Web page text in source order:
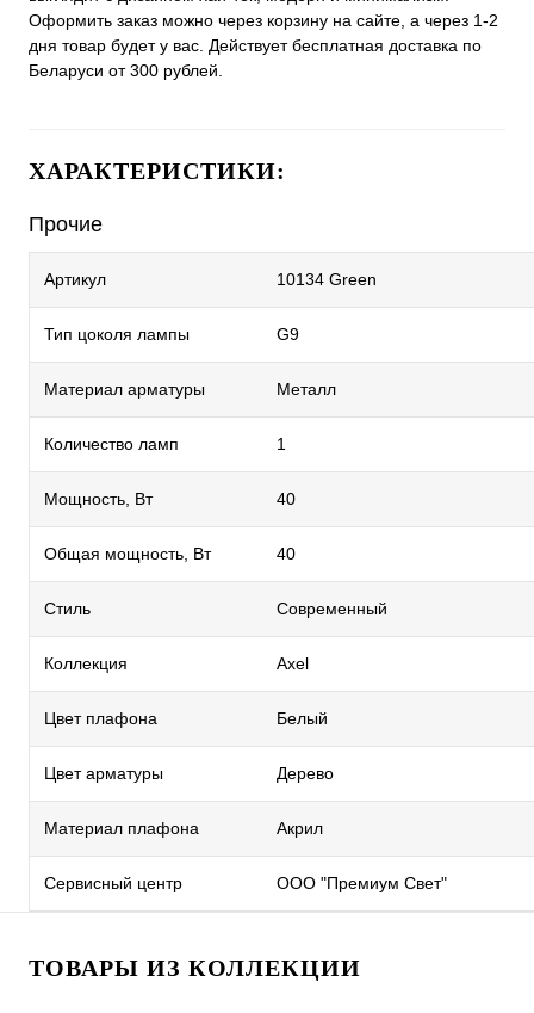
Оформить заказ можно через корзину на сайте, а через 1-2
дня товар будет у вас. Действует бесплатная доставка по
Беларуси от 300 рублей.
ХАРАКТЕРИСТИКИ:
Прочие
Артикул 10134 Green
Тип цоколя лампы G9
Материал арматуры Металл
Количество ламп 1
Мощность, Вт 40
Общая мощность, Вт 40
Стиль Современный
Коллекция Axel
Цвет плафона Белый
Цвет арматуры Дерево
Материал плафона Акрил
Сервисный центр ООО "Премиум Свет"
ТОВАРЫ ИЗ КОЛЛЕКЦИИ